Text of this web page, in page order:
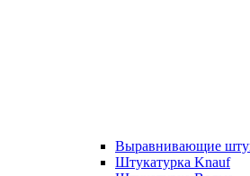
Выравнивающие
Штукатурка Knauf